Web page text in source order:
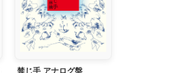
禁じ手 アナログ盤